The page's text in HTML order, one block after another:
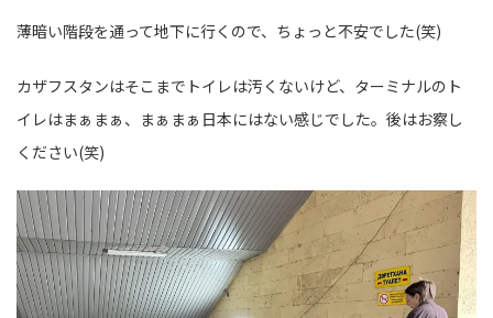
薄暗い階段を通って地下に行くので、ちょっと不安でした(笑)
カザフスタンはそこまでトイレは汚くないけど、ターミナルのト
イレはまぁまぁ、まぁまぁ日本にはない感じでした。後はお察し
ください(笑)